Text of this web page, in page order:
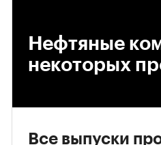
Нефтяные
некоторых
Все выпуски